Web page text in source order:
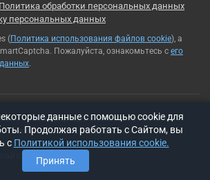
Политика обработки персональных данных
персональных данных
(Политика использования файлов cookie), а
Пожалуйста, ознакомьтесь с его
.
Все права защищены. Использование
только с разрешения
t-rex500@ya.ru
данные с помощью cookie для
Продолжая работать с Сайтом, вы
с Политикой использования cookie.
Принять